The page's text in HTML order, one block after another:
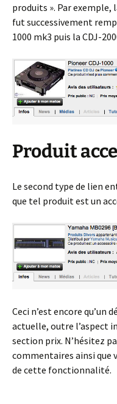
produits ». Par exemple,
fut successivement
1000 mk3 puis la CDJ-
Produit
Le second type de lien
que tel produit est un
Ceci n’est encore qu’un
actuelle, outre l’aspect
section prix. N’hésitez
commentaires ainsi que
de cette fonctionnalité.